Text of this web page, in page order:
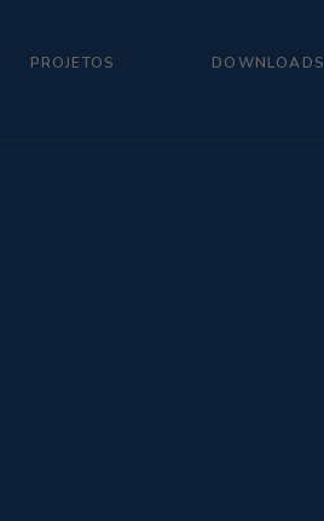
PROJETOS DOWNLOADS